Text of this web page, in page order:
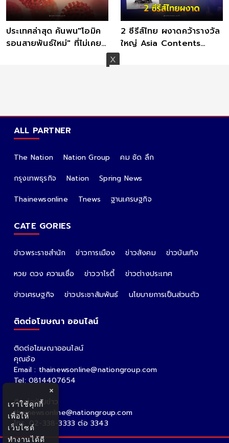
ประเทศล่าสุด ค้นพน"โอมิค
รอนสายพันธ์ใหม่" ที่ไม่เคย
2 ซีรีส์ไทย ผงาดคว้ารางวัล
ใหญ่ Asia Contents
ALL PARTNER
The Nation Nation Group
คม ชัด ลึก
กรุงเทพธุรกิจ
Nation
Spring News
Thainewsonline
Tnews ฐานเศรษฐกิจ
CATE GORIES
ข่าวพระราชสำนัก ข่าวการเมือง ข่าวสังคม
ข่าวบันเทิง
หวย ดวง ความเชื่อ
ข่าววาไรตี้
ข่าวต่างประเทศ
ข่าวเศรษฐกิจ
ข่าวประชาสัมพันธ์ นโยบายการเป็นส่วนตัว
ติดต่อโฆษณา ออนไลน์
ติดต่อโฆษณาออนไลน์
คุณอ้อ
Email : thainewsonline@nationgroup.com
Tel: 0814407654
ติดต่อฝ่ายข่าว
thainewsonline@nationgroup.com
โทร. 02-338-3333 ต่อ 3343
×
เราใช้คุกกี้
เพื่อให้
เว็บไซต์
ทำงานได้ดี